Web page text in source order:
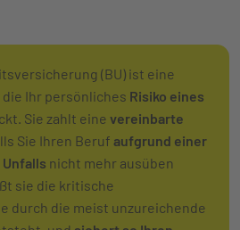
(BU) ist eine
Ihr persönliches Risiko eines
Sie zahlt eine vereinbarte
Sie Ihren Beruf aufgrund einer
nicht mehr ausüben
sie die kritische
durch die meist unzureichende